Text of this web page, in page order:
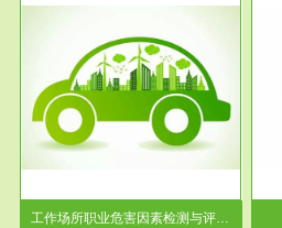
工作场所职业危害因素检测与评价...
服务范围
工作场所职业危害现状评价
【现状评价意义】：具体因素---
-通过质谱分析等多种手段明确
工作场...